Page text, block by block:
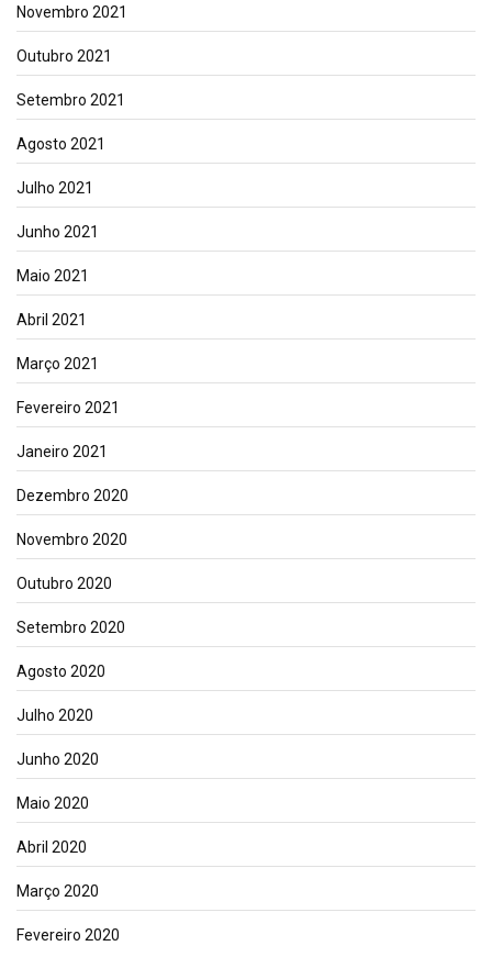
Novembro 2021
Outubro 2021
Setembro 2021
Agosto 2021
Julho 2021
Junho 2021
Maio 2021
Abril 2021
Março 2021
Fevereiro 2021
Janeiro 2021
Dezembro 2020
Novembro 2020
Outubro 2020
Setembro 2020
Agosto 2020
Julho 2020
Junho 2020
Maio 2020
Abril 2020
Março 2020
Fevereiro 2020